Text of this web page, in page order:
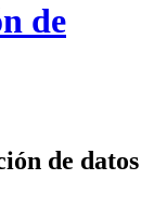
de
de datos